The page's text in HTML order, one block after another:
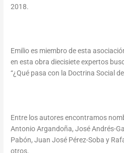
2018.
Emilio es miembro de esta
en esta obra diecisiete expertos
“¿Qué pasa con la Doctrina Social
Entre los autores encontramos
Antonio Argandoña, José Andrés-
Pabón, Juan José Pérez-Soba y
otros.